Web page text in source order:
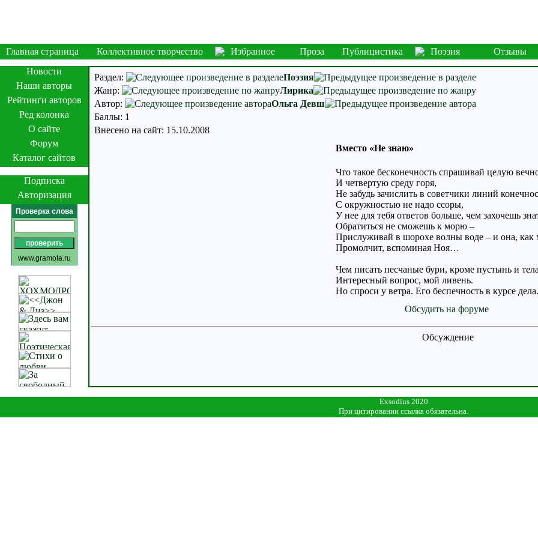
Главная страница Коллективное творчество Избранное Проза Публицистика Поэзия
Отзывы
Новости
Наши авторы
Рейтинги авторов
Ред колонка
О сайте
Форум
Каталог сайтов
Подписка
Авторизация
Проверка слова
www.gramota.ru
Раздел:
Поэзия
Жанр:
Лирика
Автор:
Ольга Девш
Баллы: 1
Внесено на сайт: 15.10.2008
Вместо «Не знаю»
Что такое бесконечность спрашивай целую
И четвертую среду горя,
Не забудь зачислить в советчики линий
С окружностью не надо ссоры,
У нее для тебя ответов больше, чем захочешь
Обратиться не сможешь к морю –
Прислуживай в шорохе волны воде – и она, как
Промолчит, вспоминая Ноя…
Чем писать песчаные бури, кроме пустынь и
Интересный вопрос, мой ливень.
Но спроси у ветра. Его беспечность в курсе дела.
Обсудить на форуме
Обсуждение
Exsodius 2020
При цитировании ссылка обязательна.